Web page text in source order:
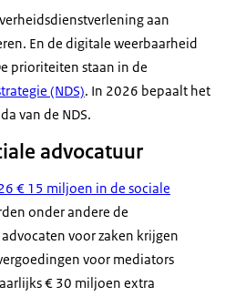
aan
En de digitale weerbaarheid
prioriteiten staan in de
(NDS). In 2026 bepaalt het
van de NDS.
advocatuur
€ 15 miljoen in de sociale
onder andere de
voor zaken krijgen
voor mediators
€ 30 miljoen extra